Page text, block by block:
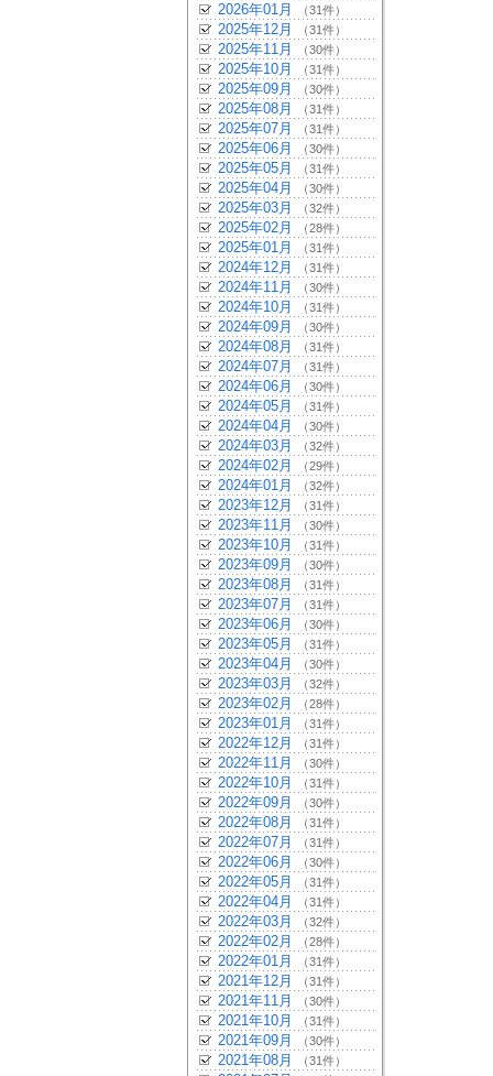
2026年01月 （31件）
2025年12月 （31件）
2025年11月 （30件）
2025年10月 （31件）
2025年09月 （30件）
2025年08月 （31件）
2025年07月 （31件）
2025年06月 （30件）
2025年05月 （31件）
2025年04月 （30件）
2025年03月 （32件）
2025年02月 （28件）
2025年01月 （31件）
2024年12月 （31件）
2024年11月 （30件）
2024年10月 （31件）
2024年09月 （30件）
2024年08月 （31件）
2024年07月 （31件）
2024年06月 （30件）
2024年05月 （31件）
2024年04月 （30件）
2024年03月 （32件）
2024年02月 （29件）
2024年01月 （32件）
2023年12月 （31件）
2023年11月 （30件）
2023年10月 （31件）
2023年09月 （30件）
2023年08月 （31件）
2023年07月 （31件）
2023年06月 （30件）
2023年05月 （31件）
2023年04月 （30件）
2023年03月 （32件）
2023年02月 （28件）
2023年01月 （31件）
2022年12月 （31件）
2022年11月 （30件）
2022年10月 （31件）
2022年09月 （30件）
2022年08月 （31件）
2022年07月 （31件）
2022年06月 （30件）
2022年05月 （31件）
2022年04月 （31件）
2022年03月 （32件）
2022年02月 （28件）
2022年01月 （31件）
2021年12月 （31件）
2021年11月 （30件）
2021年10月 （31件）
2021年09月 （30件）
2021年08月 （31件）